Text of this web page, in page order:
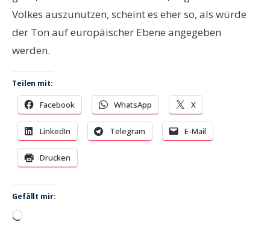
Volkes auszunutzen, scheint es eher so, als würde
der Ton auf europäischer Ebene angegeben
werden.
Teilen mit:
Facebook WhatsApp X
LinkedIn Telegram E-Mail
Drucken
Gefällt mir:
Wird